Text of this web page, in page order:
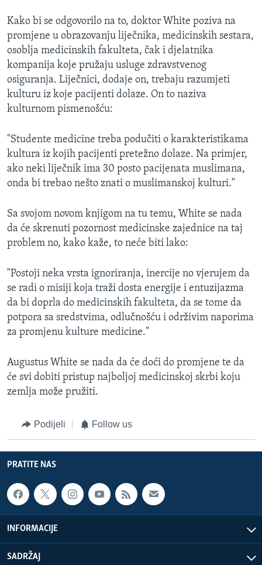
Kako bi se odgovorilo na to, doktor White poziva na
promjene u obrazovanju liječnika, medicinskih sestara,
osoblja medicinskih fakulteta, čak i djelatnika
kompanija koje pružaju usluge zdravstvenog
osiguranja. Liječnici, dodaje on, trebaju razumjeti
kulturu iz koje pacijenti dolaze. On to naziva
kulturnom pismenošću:
"Studente medicine treba podučiti o karakteristikama
kultura iz kojih pacijenti pretežno dolaze. Na primjer,
ako neki liječnik ima 30 posto pacijenata muslimana,
onda bi trebao nešto znati o muslimanskoj kulturi."
Sa svojom novom knjigom na tu temu, White se nada
da će skrenuti pozornost medicinske zajednice na taj
problem no, kako kaže, to neće biti lako:
"Postoji neka vrsta ignoriranja, inercije no vjerujem da
se radi o misiji koja traži dosta energije i entuzijazma
da bi doprla do medicinskih fakulteta, da se tome da
potpora sa sredstvima, odlučnošću i održivim naporima
za promjenu kulture medicine."
Augustus White se nada da će doći do promjene te da
će svi dobiti pristup najboljoj medicinskoj skrbi koju
zemlja može pružiti.
Podijeli Follow us
PRATITE NAS
INFORMACIJE
SADRŽAJ